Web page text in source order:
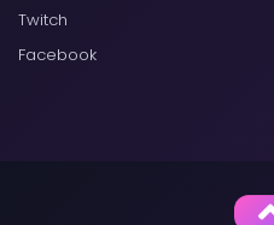
Twitch
Facebook